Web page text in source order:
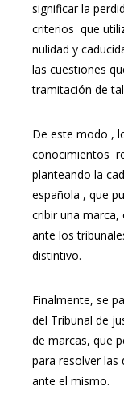
significar la
criterios que
nulidad y
las cuestiones
tramitación de
De este modo ,
conocimientos
planteando la
española , que
cribir una marca,
ante los
distintivo.
Finalmente, se
del Tribunal de
de marcas, que
para resolver las
ante el mismo.